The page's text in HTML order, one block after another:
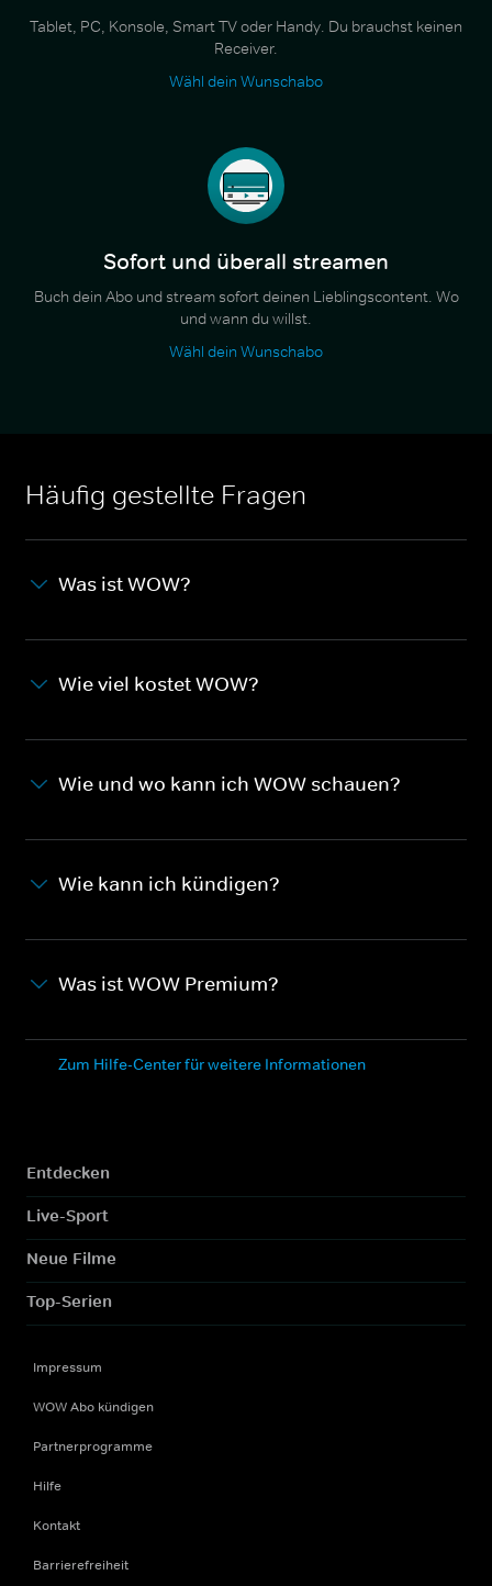
Tablet, PC, Konsole, Smart TV oder Handy. Du brauchst keinen
Receiver.
Wähl dein Wunschabo
Sofort und überall streamen
Buch dein Abo und stream sofort deinen Lieblingscontent. Wo
und wann du willst.
Wähl dein Wunschabo
Häufig gestellte Fragen
Was ist WOW?
Wie viel kostet WOW?
Wie und wo kann ich WOW schauen?
Wie kann ich kündigen?
Was ist WOW Premium?
Zum Hilfe-Center für weitere Informationen
Entdecken
Live-Sport
Neue Filme
Top-Serien
Impressum
WOW Abo kündigen
Partnerprogramme
Hilfe
Kontakt
Barrierefreiheit